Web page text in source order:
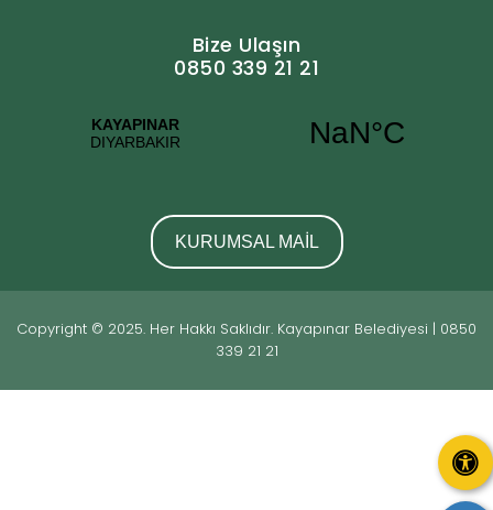
Bize Ulaşın
0850 339 21 21
KURUMSAL MAİL
Copyright © 2025. Her Hakkı Saklıdır. Kayapınar Belediyesi | 0850
339 21 21